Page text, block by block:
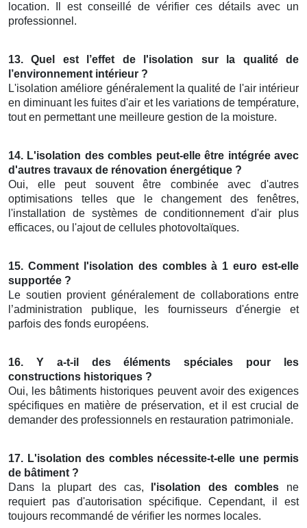
location. Il est conseillé de vérifier ces détails avec un
professionnel.
13. Quel est l’effet de l'isolation sur la qualité de
l’environnement intérieur ?
L'isolation améliore généralement la qualité de l'air intérieur
en diminuant les fuites d'air et les variations de température,
tout en permettant une meilleure gestion de la moisture.
14. L'isolation des combles peut-elle être intégrée avec
d'autres travaux de rénovation énergétique ?
Oui, elle peut souvent être combinée avec d'autres
optimisations telles que le changement des fenêtres,
l'installation de systèmes de conditionnement d'air plus
efficaces, ou l'ajout de cellules photovoltaïques.
15. Comment l'isolation des combles à 1 euro est-elle
supportée ?
Le soutien provient généralement de collaborations entre
l’administration publique, les fournisseurs d'énergie et
parfois des fonds européens.
16. Y a-t-il des éléments spéciales pour les
constructions historiques ?
Oui, les bâtiments historiques peuvent avoir des exigences
spécifiques en matière de préservation, et il est crucial de
demander des professionnels en restauration patrimoniale.
17. L'isolation des combles nécessite-t-elle une permis
de bâtiment ?
Dans la plupart des cas,
l'isolation des combles ne
requiert pas d'autorisation spécifique. Cependant, il est
toujours recommandé de vérifier les normes locales.